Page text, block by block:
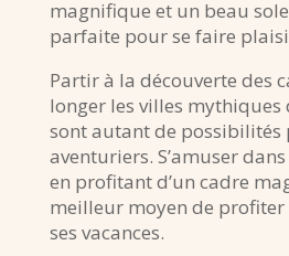
magnifique et un beau
parfaite pour se faire
Partir à la découverte des
longer les villes mythiques
sont autant de possibilités
aventuriers. S’amuser
en profitant d’un cadre
meilleur moyen de
ses vacances.